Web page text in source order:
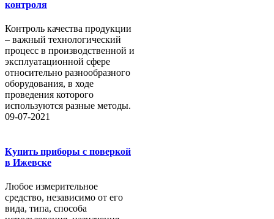
контроля
Контроль качества продукции
– важный технологический
процесс в производственной и
эксплуатационной сфере
относительно разнообразного
оборудования, в ходе
проведения которого
используются разные методы.
09-07-2021
Купить приборы с поверкой
в Ижевске
Любое измерительное
средство, независимо от его
вида, типа, способа